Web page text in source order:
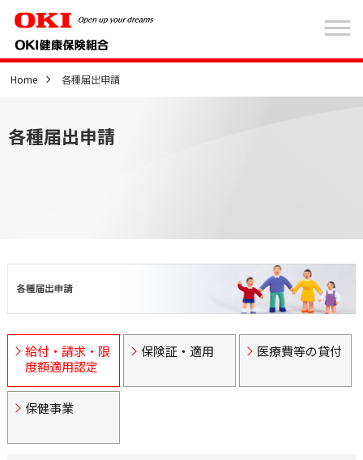
Home 各種届出申請
各種届出申請
給付・請求・限
度額適用認定
保険証・適用 医療費等の貸付
保健事業